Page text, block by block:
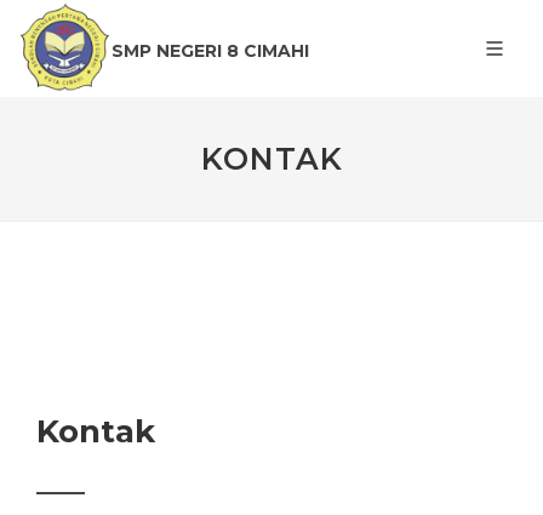
SMP NEGERI 8 CIMAHI
KONTAK
Kontak